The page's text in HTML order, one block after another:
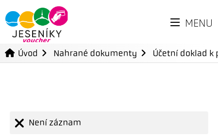
MENU
Úvod Nahrané dokumenty Účetní doklad
Není záznam